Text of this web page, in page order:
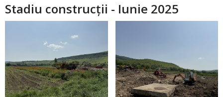
Stadiu construcții - Iunie 2025